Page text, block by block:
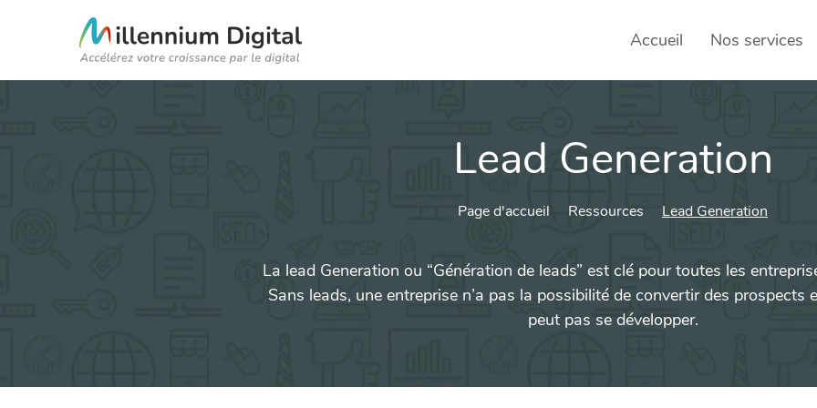
Accueil Nos services
Social
Lead Generation
Page d'accueil Ressources Lead Generation
La lead Generation ou “Génération de leads” est clé pour toutes les
Sans leads, une entreprise n’a pas la possibilité de convertir des prospects
peut pas se développer.